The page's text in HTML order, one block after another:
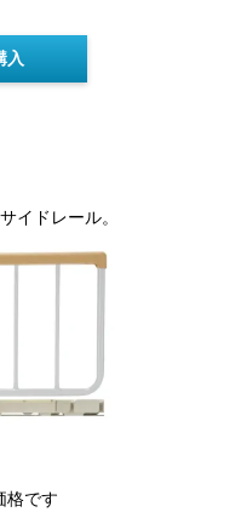
入
イドレール。
です